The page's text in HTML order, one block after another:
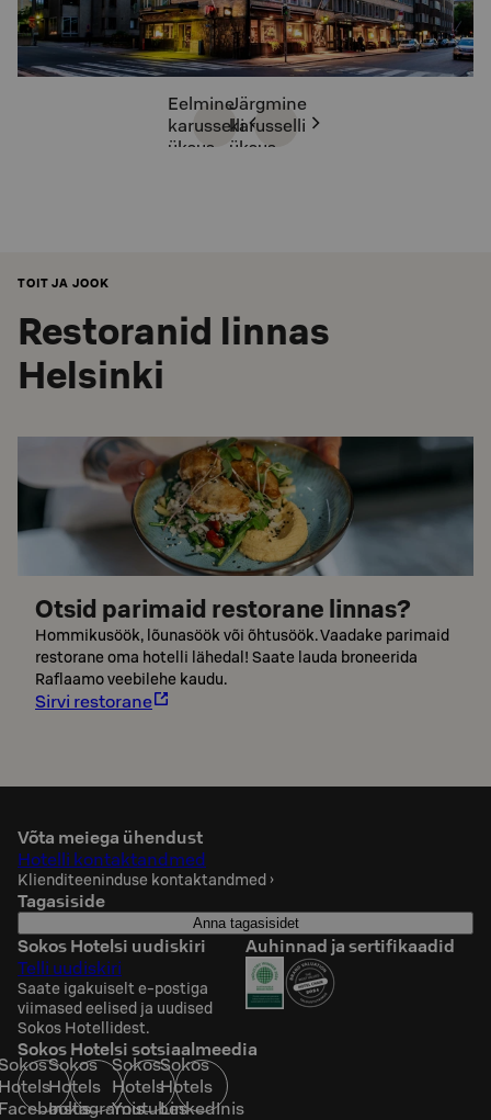
Eelmine
karusselli
üksus
Järgmine
karusselli
üksus
TOIT JA JOOK
Restoranid linnas
Helsinki
Otsid parimaid restorane linnas?
Hommikusöök, lõunasöök või õhtusöök. Vaadake parimaid
restorane oma hotelli lähedal! Saate lauda broneerida
Raflaamo veebilehe kaudu.
Sirvi restorane
Võta meiega ühendust
Hotelli kontaktandmed
Klienditeeninduse kontaktandmed ›
Tagasiside
Anna tagasisidet
Sokos Hotelsi uudiskiri
Telli uudiskiri
Saate igakuiselt e-postiga
viimased eelised ja uudised
Sokos Hotellidest.
Auhinnad ja sertifikaadid
Sokos Hotelsi sotsiaalmeedia
Sokos
Hotels
Instagramis
Sokos
Hotels
Youtubes
Sokos
Hotels
LinkedInis